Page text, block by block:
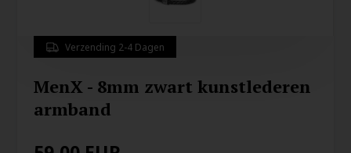
Verzending 2-4 Dagen
MenX - 8mm zwart kunstlederen
armband